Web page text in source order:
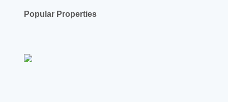
Popular Properties